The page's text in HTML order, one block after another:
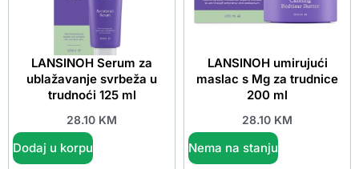
LANSINOH Serum za
ublažavanje svrbeža u
trudnoći 125 ml
28.10 KM
Dodaj u korpu
LANSINOH umirujući
maslac s Mg za trudnice
200 ml
28.10 KM
Nema na stanju